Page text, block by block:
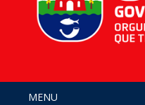
MENU